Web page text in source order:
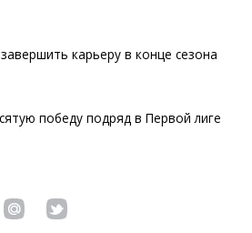
карьеру в конце сезона
победу подряд в Первой лиге